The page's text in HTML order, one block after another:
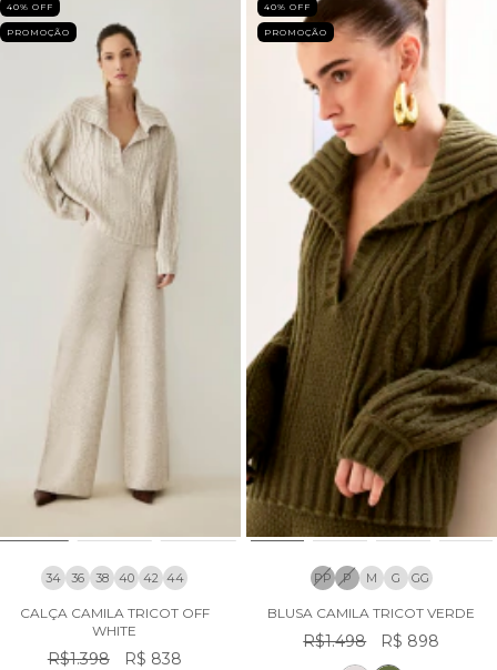
40% OFF
PROMOÇÃO
34 36 38 40 42 44
CALÇA CAMILA TRICOT OFF
WHITE
R$1.398 R$ 838
40% OFF
PROMOÇÃO
PP P M G GG
BLUSA CAMILA TRICOT VERDE
R$1.498 R$ 898